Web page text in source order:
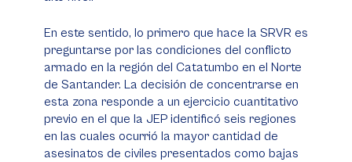
En este sentido, lo primero que hace la SRVR es
preguntarse por las condiciones del conflicto
armado en la región del Catatumbo en el Norte
de Santander. La decisión de concentrarse en
esta zona responde a un ejercicio cuantitativo
previo en el que la JEP identificó seis regiones
en las cuales ocurrió la mayor cantidad de
asesinatos de civiles presentados como bajas